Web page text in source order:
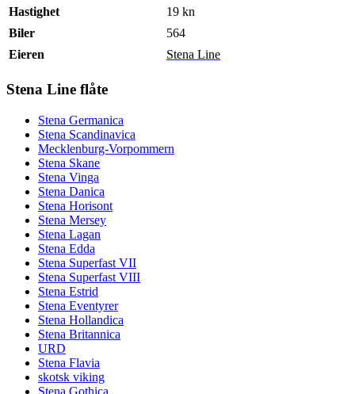
Hastighet
19 kn
Biler
564
Eieren
Stena Line
Stena Line flåte
Stena Germanica
Stena Scandinavica
Mecklenburg-Vorpommern
Stena Skane
Stena Vinga
Stena Danica
Stena Horisont
Stena Mersey
Stena Lagan
Stena Edda
Stena Superfast VII
Stena Superfast VIII
Stena Estrid
Stena Eventyrer
Stena Hollandica
Stena Britannica
URD
Stena Flavia
skotsk viking
Stena Gothica